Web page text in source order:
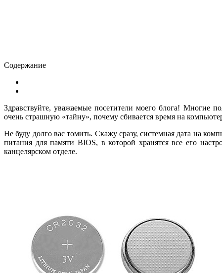
Содержание
Здравствуйте, уважаемые посетители моего блога! Многие
очень страшную «тайну», почему сбивается время на
Не буду долго вас томить. Скажу сразу, системная дата на
питания для памяти BIOS, в которой хранятся все его
канцелярском отделе.